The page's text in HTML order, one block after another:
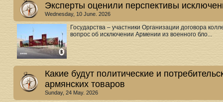
Эксперты оценили перспективы
Wednesday, 10 June. 2026
Государства – участники Организации договора
вопрос об исключении Армении из военного бло...
Какие будут политические и
армянских товаров
Sunday, 24 May. 2026